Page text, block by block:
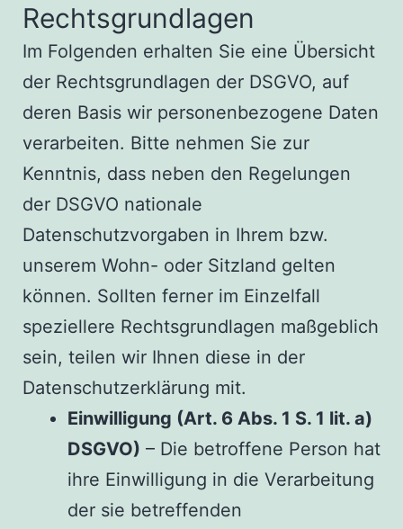
Rechtsgrundlagen
Im Folgenden erhalten Sie eine Übersicht
der Rechtsgrundlagen der DSGVO, auf
deren Basis wir personenbezogene Daten
verarbeiten. Bitte nehmen Sie zur
Kenntnis, dass neben den Regelungen
der DSGVO nationale
Datenschutzvorgaben in Ihrem bzw.
unserem Wohn- oder Sitzland gelten
können. Sollten ferner im Einzelfall
speziellere Rechtsgrundlagen maßgeblich
sein, teilen wir Ihnen diese in der
Datenschutzerklärung mit.
Einwilligung (Art. 6 Abs. 1 S. 1 lit. a)
DSGVO) – Die betroffene Person hat
ihre Einwilligung in die Verarbeitung
der sie betreffenden